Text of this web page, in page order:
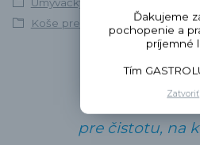
Koše pre umývačky riadu
pre čistotu, na
Ďakujeme
pochopenie a
príjemné
Tím
Zatvoriť